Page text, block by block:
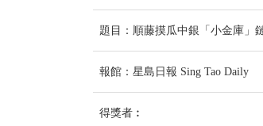
題目：順藤摸瓜中銀「小金庫」
報館：星島日報 Sing Tao Daily
得獎者︰